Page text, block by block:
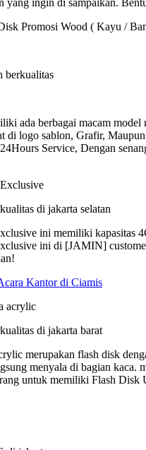
Promosi Wood ( Kayu /
ada berbagai macam
logo sablon, Grafir,
Service, Dengan
ini memiliki kapasitas
ini di [JAMIN]
Kantor di Ciamis
acrylic
merupakan flash disk
menyala di bagian
untuk memiliki Flash